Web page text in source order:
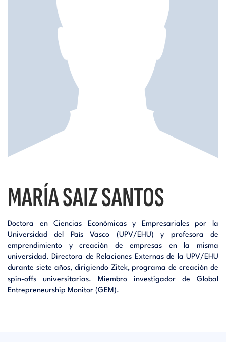
i
a
l
a
MARÍA SAIZ SANTOS
Doctora en Ciencias Económicas y Empresariales por la
Universidad del País Vasco (UPV/EHU) y profesora de
emprendimiento y creación de empresas en la misma
universidad. Directora de Relaciones Externas de la UPV/EHU
durante siete años, dirigiendo Zitek, programa de creación de
spin-offs universitarias. Miembro investigador de Global
Entrepreneurship Monitor (GEM).